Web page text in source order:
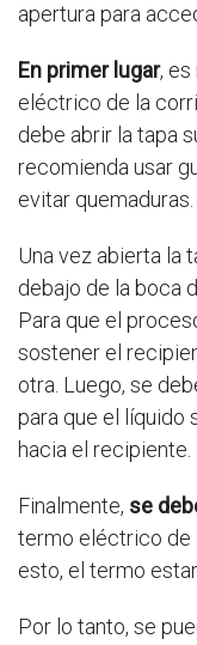
apertura para
En primer lugar,
eléctrico de la
debe abrir la tapa
recomienda usar
evitar quemaduras.
Una vez abierta la
debajo de la boca
Para que el
sostener el
otra. Luego, se
para que el líquido
hacia el recipiente.
Finalmente, se
termo eléctrico de
esto, el termo
Por lo tanto, se